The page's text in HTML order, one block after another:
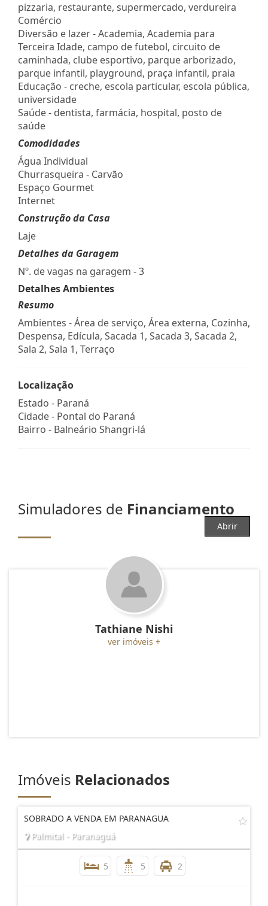
pizzaria, restaurante, supermercado, verdureira
Comércio
Diversão e lazer - Academia, Academia para
Terceira Idade, campo de futebol, circuito de
caminhada, clube esportivo, parque arborizado,
parque infantil, playground, praça infantil, praia
Educação - creche, escola particular, escola pública,
universidade
Saúde - dentista, farmácia, hospital, posto de
saúde
Comodidades
Água Individual
Churrasqueira - Carvão
Espaço Gourmet
Internet
Construção da Casa
Laje
Detalhes da Garagem
Nº. de vagas na garagem - 3
Detalhes Ambientes
Resumo
Ambientes - Área de serviço, Área externa, Cozinha,
Despensa, Edícula, Sacada 1, Sacada 3, Sacada 2,
Sala 2, Sala 1, Terraço
Localização
Estado - Paraná
Cidade - Pontal do Paraná
Bairro - Balneário Shangri-lá
Simuladores de Financiamento
Abrir
Tathiane Nishi
ver imóveis +
Imóveis Relacionados
SOBRADO A VENDA EM PARANAGUA
Palmital - Paranaguá
5 5 2